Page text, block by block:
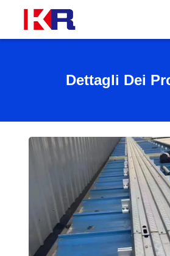
Dettagli Dei